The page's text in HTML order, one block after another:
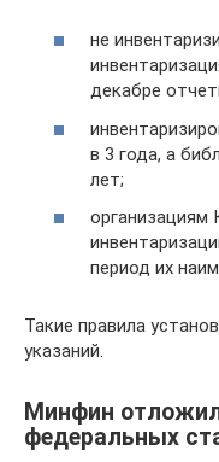
не
декабре
в 3 года, а
лет;
организациям
период их
Такие правила
указаний.
Минфин
федеральных